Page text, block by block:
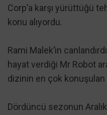
Corp’a karşı yürüttüğü
konu alıyordu.
Rami Malek’in
hayat verdiği Mr Robot
dizinin en çok
Dördüncü sezonun